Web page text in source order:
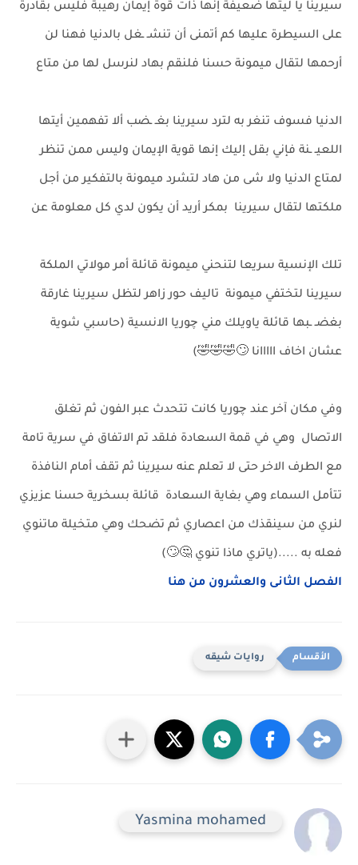
سيرينا يا ليتها ضعيفة إنها ذات قوة إيمان رهيبة فليس بقادرة
على السيطرة عليها كم أتمنى أن تنشـ ـغل بالدنيا فهنا لن
أرحمها لتقال ميمونة حسنا فلنقم بهاد لنرسل لها من متاع
الدنيا فسوف تنغر به لترد سيرينا بغـ ـضب ألا تفهمين أيتها
اللعيـ ـنة فإني بقل إليك إنها قوية الإيمان وليس ممن تنظر
لمتاع الدنيا ولا شى من هاد لتشرد ميمونة بالتفكير من أجل
ملكتها لتقال سيرينا بمكر أريد أن يكون لدي كل معلومة عن
تلك الإنسية سريعا لتنحني ميمونة قائلة أمر مولاتي الملكة
سيرينا لتختفي ميمونة تاليف حور زاهر لتظل سيرينا غارقة
بغضـ ـبها قائلة ياويلك مني چوريا الانسية (حاسبي شوية
عشان اخاف ااااانا 🙄🤣🤣🤣)
وفي مكان آخر عند چوريا كانت تتحدث عبر الفون ثم تغلق
الاتصال وهي في قمة السعادة فلقد تم الاتفاق في سرية تامة
مع الطرف الاخر حتى لا تعلم عنه سيرينا ثم تقف أمام النافذة
تتأمل السماء وهي بغاية السعادة قائلة بسخرية حسنا عزيزي
لنري من سينقذك من اعصاري ثم تضحك وهي متخيلة ماتنوي
فعله به .....(ياتري ماذا تنوي 🤔🙄)
الفصل الثانى والعشرون من هنا
روايات شيقه
Yasmina mohamed